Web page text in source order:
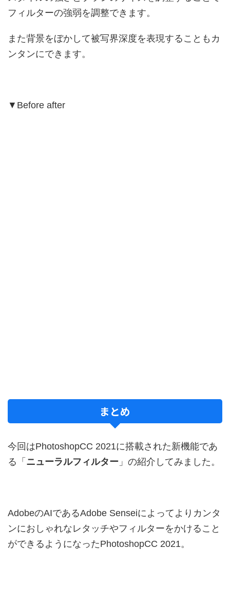
フィルターの強弱を調整できます。
また背景をぼかして被写界深度を表現することもカ
ンタンにできます。
▼Before after
まとめ
今回はPhotoshopCC 2021に搭載された新機能であ
る「 ニューラルフィルター 」の紹介してみました。
AdobeのAIであるAdobe Senseiによってよりカンタ
ンにおしゃれなレタッチやフィルターをかけること
ができるようになったPhotoshopCC 2021。